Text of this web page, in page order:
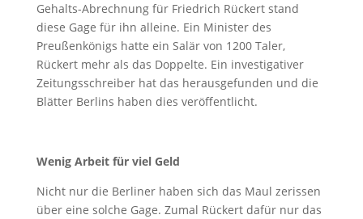
Gehalts-Abrechnung für Friedrich Rückert stand
diese Gage für ihn alleine. Ein Minister des
Preußenkönigs hatte ein Salär von 1200 Taler,
Rückert mehr als das Doppelte. Ein investigativer
Zeitungsschreiber hat das herausgefunden und die
Blätter Berlins haben dies veröffentlicht.
Wenig Arbeit für viel Geld
Nicht nur die Berliner haben sich das Maul zerissen
über eine solche Gage. Zumal Rückert dafür nur das